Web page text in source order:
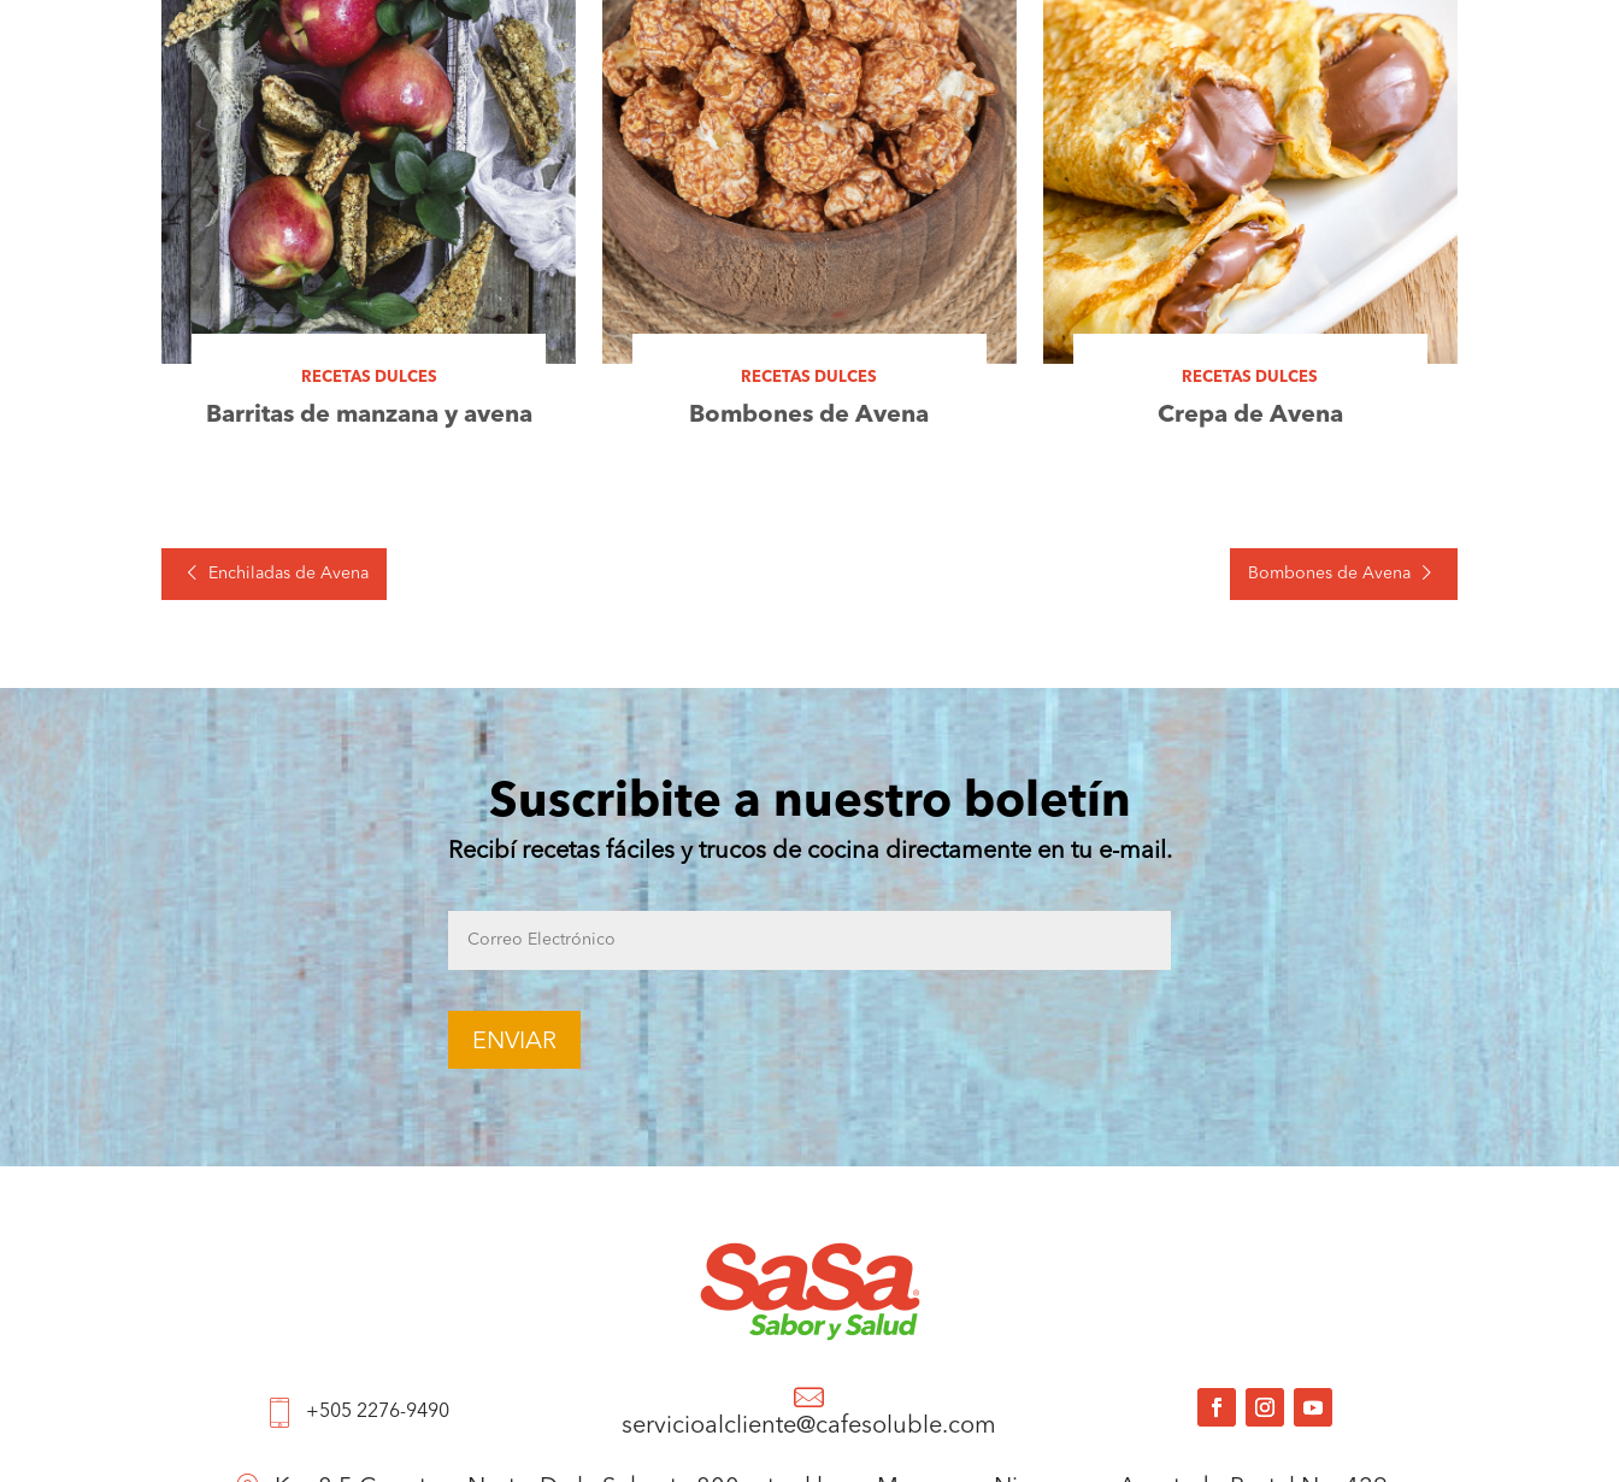
RECETAS DULCES
Barritas de manzana y avena
RECETAS DULCES
Bombones de Avena
RECETAS DULCES
Crepa de Avena
Enchiladas de Avena Bombones de Avena
Suscribite a nuestro boletín
Recibí recetas fáciles y trucos de cocina directamente en tu e-mail.
+505 2276-9490
servicioalcliente@cafesoluble.com